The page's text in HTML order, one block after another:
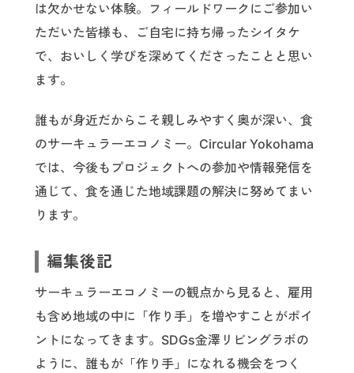
は欠かせない体験。フィールドワークにご参加い
ただいた皆様も、ご自宅に持ち帰ったシイタケ
で、おいしく学びを深めてくださったことと思い
ます。
誰もが身近だからこそ親しみやすく奥が深い、食
のサーキュラーエコノミー。Circular Yokohama
では、今後もプロジェクトへの参加や情報発信を
通じて、食を通じた地域課題の解決に努めてまい
ります。
編集後記
サーキュラーエコノミーの観点から見ると、雇用
も含め地域の中に「作り手」を増やすことがポイ
ントになってきます。SDGs金澤リビングラボの
ように、誰もが「作り手」になれる機会をつく